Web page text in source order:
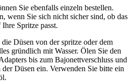
Sie ebenfalls einzeln bestellen.
wenn Sie sich nicht sicher sind, ob das
Spritze passt.
Düsen von der spritze oder dem
gründlich mit Wasser. Ölen Sie den
bis zum Bajonettverschluss und
Düsen ein. Verwenden Sie bitte ein